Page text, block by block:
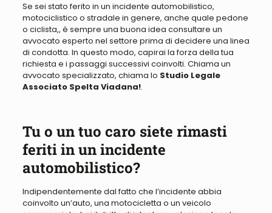
Se sei stato ferito in un incidente automobilistico,
motociclistico o stradale in genere, anche quale pedone
o ciclista,, è sempre una buona idea consultare un
avvocato esperto nel settore prima di decidere una linea
di condotta. In questo modo, capirai la forza della tua
richiesta e i passaggi successivi coinvolti. Chiama un
avvocato specializzato, chiama lo Studio Legale
Associato Spelta Viadana!.
Tu o un tuo caro siete rimasti
feriti in un incidente
automobilistico?
Indipendentemente dal fatto che l’incidente abbia
coinvolto un’auto, una motocicletta o un veicolo